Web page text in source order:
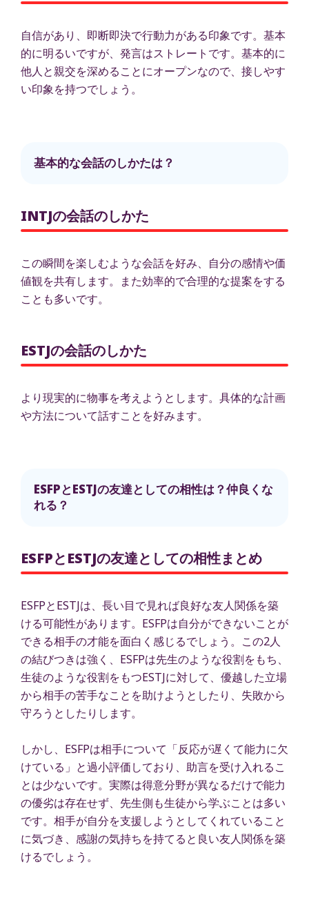
自信があり、即断即決で行動力がある印象です。基本
的に明るいですが、発言はストレートです。基本的に
他人と親交を深めることにオープンなので、接しやす
い印象を持つでしょう。
基本的な会話のしかたは？
INTJの会話のしかた
この瞬間を楽しむような会話を好み、自分の感情や価
値観を共有します。また効率的で合理的な提案をする
ことも多いです。
ESTJの会話のしかた
より現実的に物事を考えようとします。具体的な計画
や方法について話すことを好みます。
ESFPとESTJの友達としての相性は？仲良くな
れる？
ESFPとESTJの友達としての相性まとめ
ESFPとESTJは、長い目で見れば良好な友人関係を築
ける可能性があります。ESFPは自分ができないことが
できる相手の才能を面白く感じるでしょう。この2人
の結びつきは強く、ESFPは先生のような役割をもち、
生徒のような役割をもつESTJに対して、優越した立場
から相手の苦手なことを助けようとしたり、失敗から
守ろうとしたりします。
しかし、ESFPは相手について「反応が遅くて能力に欠
けている」と過小評価しており、助言を受け入れるこ
とは少ないです。実際は得意分野が異なるだけで能力
の優劣は存在せず、先生側も生徒から学ぶことは多い
です。相手が自分を支援しようとしてくれていること
に気づき、感謝の気持ちを持てると良い友人関係を築
けるでしょう。